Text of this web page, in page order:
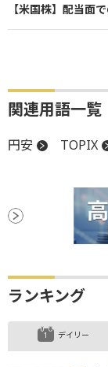
【米国株】配当面
関連用語一覧
円安 TOPIX
ランキング
デイリー